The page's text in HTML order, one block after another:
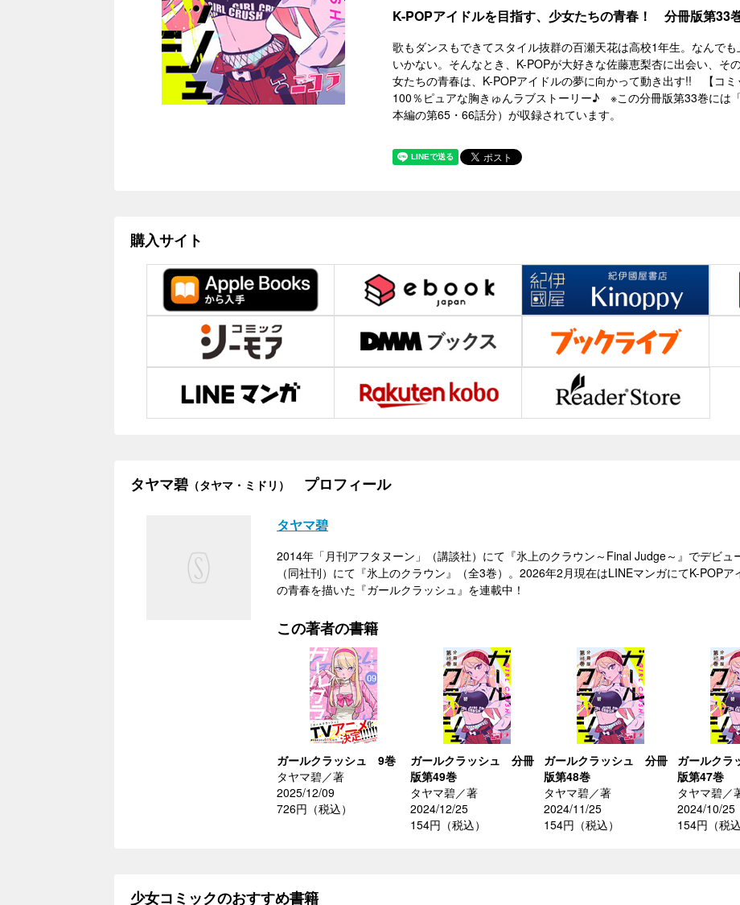
K-POPアイドルを目指す、少女たちの青春！ 分冊版第33
歌もダンスもできてスタイル抜群の百瀬天花は高校1年生。なんで
いかない。そんなとき、K-POPが大好きな佐藤恵梨杏に出会い、
女たちの青春は、K-POPアイドルの夢に向かって動き出す!! 【コミ
100％ピュアな胸きゅんラブストーリー♪ ※この分冊版第33巻には
本編の第65・66話分）が収録されています。
購入サイト
タヤマ碧 （タヤマ・ミドリ） プロフィール
タヤマ碧
2014年「月刊アフタヌーン」（講談社）にて『氷上のクラウン～Final Judge～』でデビュ
（同社刊）にて『氷上のクラウン』（全3巻）。2026年2月現在はLINEマンガにてK-POP
の青春を描いた『ガールクラッシュ』を連載中！
この著者の書籍
ガールクラッシュ 9巻
タヤマ碧／著
2025/12/09
726円（税込）
ガールクラッシュ 分冊
版第49巻
タヤマ碧／著
2024/12/25
154円（税込）
ガールクラッシュ 分冊
版第48巻
タヤマ碧／著
2024/11/25
154円（税込）
ガールク
版第47巻
タヤマ碧／
2024/10/25
154円（税込
少女コミックのおすすめ書籍